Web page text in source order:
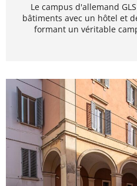
Le campus d'allemand
bâtiments avec un hôtel et
formant un véritable